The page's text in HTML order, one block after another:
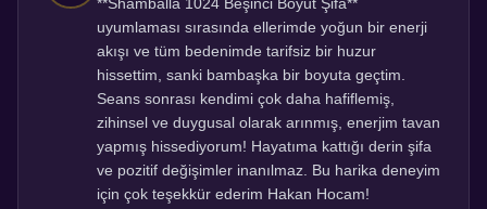
uyumlaması sırasında ellerimde yoğun bir enerji
akışı ve tüm bedenimde tarifsiz bir huzur
hissettim, sanki bambaşka bir boyuta geçtim.
Seans sonrası kendimi çok daha hafiflemiş,
zihinsel ve duygusal olarak arınmış, enerjim tavan
yapmış hissediyorum! Hayatıma kattığı derin şifa
ve pozitif değişimler inanılmaz. Bu harika deneyim
için çok teşekkür ederim Hakan Hocam!